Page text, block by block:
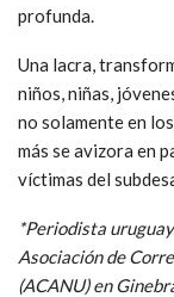
profunda.
Una lacra,
niños, niñas,
no solamente en
más se avizora en
víctimas del
*Periodista
Asociación de
(ACANU) en